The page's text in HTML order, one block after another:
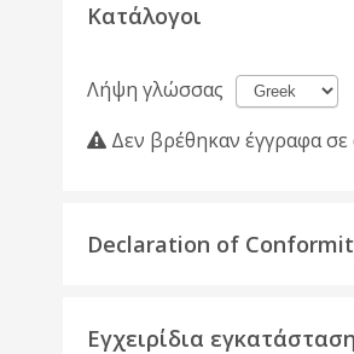
Κατάλογοι
Λήψη γλώσσας
Δεν βρέθηκαν έγγραφα σε
Declaration of
Εγχειρίδια